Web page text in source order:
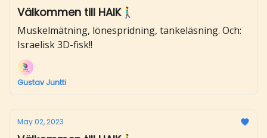
Välkommen till HAIK🚶‍♂️
Muskelmätning, lönespridning, tankeläsning. Och:
Israelisk 3D-fisk!!
Gustav Juntti
May 02, 2023